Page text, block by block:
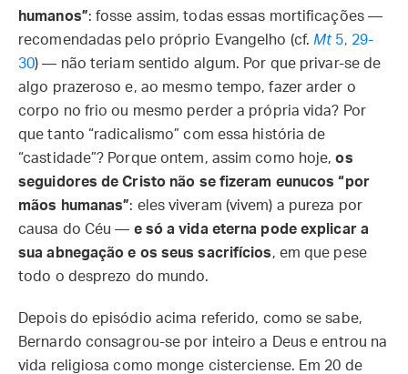
humanos”: fosse assim, todas essas mortificações —
recomendadas pelo próprio Evangelho (cf. Mt5, 29-
30) — não teriam sentido algum. Por que privar-se de
algo prazeroso e, ao mesmo tempo, fazer arder o
corpo no frio ou mesmo perder a própria vida? Por
que tanto “radicalismo” com essa história de
“castidade”? Porque ontem, assim como hoje,os
seguidores de Cristo não se fizeram eunucos “por
mãos humanas”: eles viveram (vivem) a pureza por
causa do Céu — e só a vida eterna pode explicar a
sua abnegação e os seus sacrifícios, em que pese
todo o desprezo do mundo.
Depois do episódio acima referido, como se sabe,
Bernardo consagrou-se por inteiro a Deus e entrou na
vida religiosa como monge cisterciense. Em 20 de